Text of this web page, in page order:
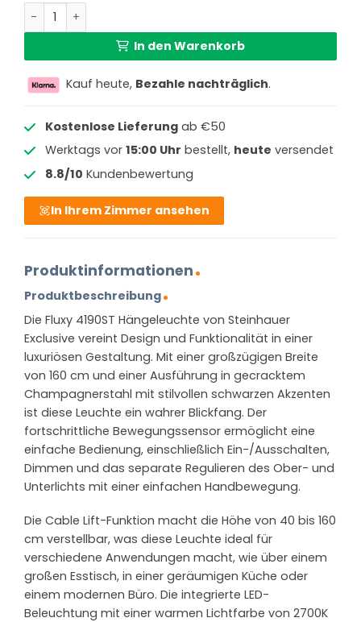
Champagnerfarbene Stahl-Design-Hängelampe mit
In den Warenkorb
Kauf heute, Bezahle nachträglich.
Kostenlose Lieferungab €50
Werktags vor 15:00 Uhr bestellt, heute versendet
8.8/10 Kundenbewertung
In Ihrem Zimmer ansehen
Produktinformationen
Produktbeschreibung
Die Fluxy 4190ST Hängeleuchte von Steinhauer
Exclusive vereint Design und Funktionalität in einer
luxuriösen Gestaltung. Mit einer großzügigen Breite
von 160 cm und einer Ausführung in gecracktem
Champagnerstahl mit stilvollen schwarzen Akzenten
ist diese Leuchte ein wahrer Blickfang. Der
fortschrittliche Bewegungssensor ermöglicht eine
einfache Bedienung, einschließlich Ein-/Ausschalten,
Dimmen und das separate Regulieren des Ober- und
Unterlichts mit einer einfachen Handbewegung.
Die Cable Lift-Funktion macht die Höhe von 40 bis 160
cm verstellbar, was diese Leuchte ideal für
verschiedene Anwendungen macht, wie über einem
großen Esstisch, in einer geräumigen Küche oder
einem modernen Büro. Die integrierte LED-
Beleuchtung mit einer warmen Lichtfarbe von 2700K